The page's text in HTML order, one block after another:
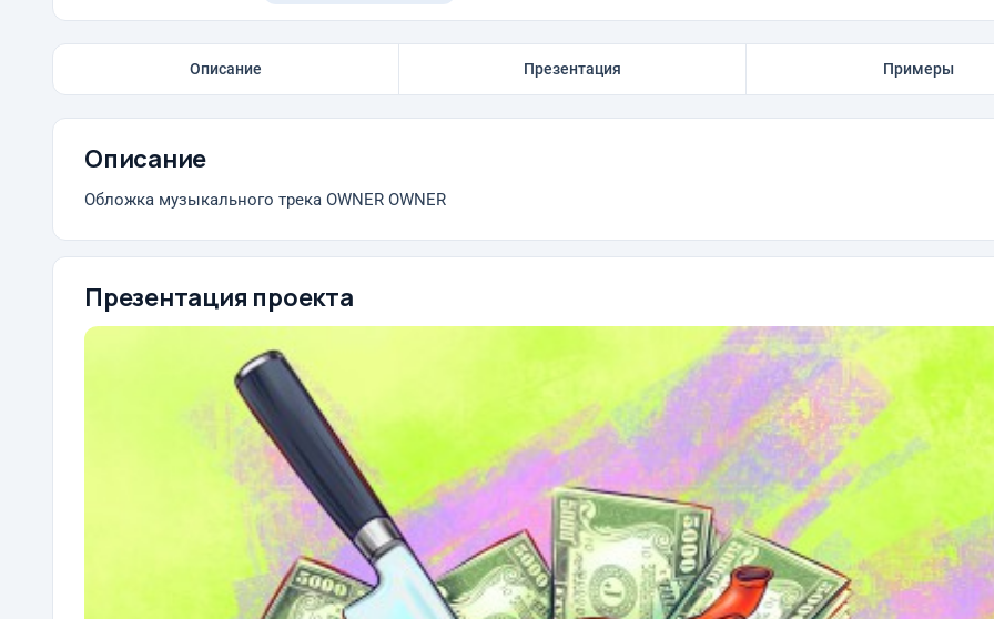
Описание Презентация Примеры
Описание
Обложка музыкального трека OWNER OWNER
Презентация проекта